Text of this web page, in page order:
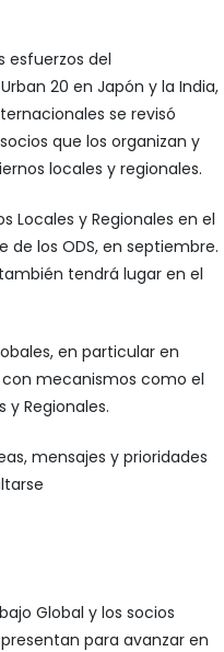
esfuerzos del
20 en Japón y la India,
se revisó
que los organizan y
locales y regionales.
Locales y Regionales en el
de los ODS, en septiembre.
tendrá lugar en el
en particular en
mecanismos como el
y Regionales.
mensajes y prioridades
Global y los socios
para avanzar en